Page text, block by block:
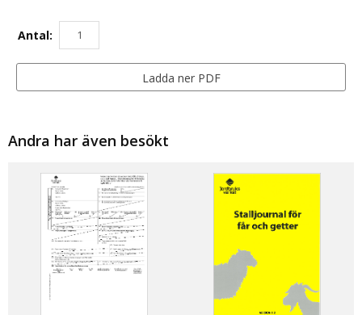
Antal:
Ladda ner PDF
Andra har även besökt